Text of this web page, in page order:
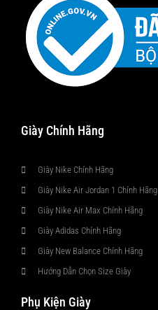
Giày Chính Hãng
Giày Nike Chính Hãng
Giày Nike Air Jordan 1 Chính Hãng
Giày Nike Air Max Chính Hãng
Giày Adidas Chính Hãng
Giày New Balance Chính Hãng
Hướng Dẫn Chọn Size Giày
Phụ Kiện Giày